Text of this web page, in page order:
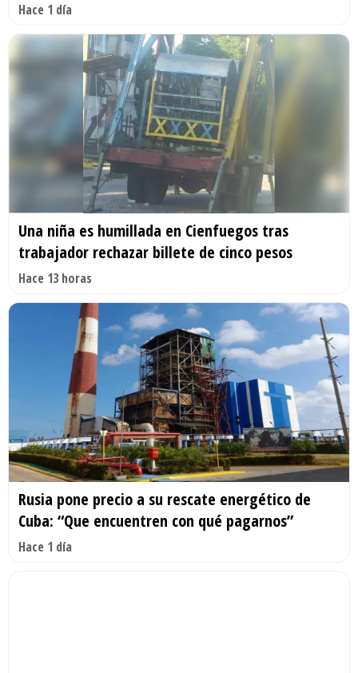
Hace 1 día
Una niña es humillada en Cienfuegos tras
trabajador rechazar billete de cinco pesos
Hace 13 horas
Rusia pone precio a su rescate energético de
Cuba: “Que encuentren con qué pagarnos”
Hace 1 día